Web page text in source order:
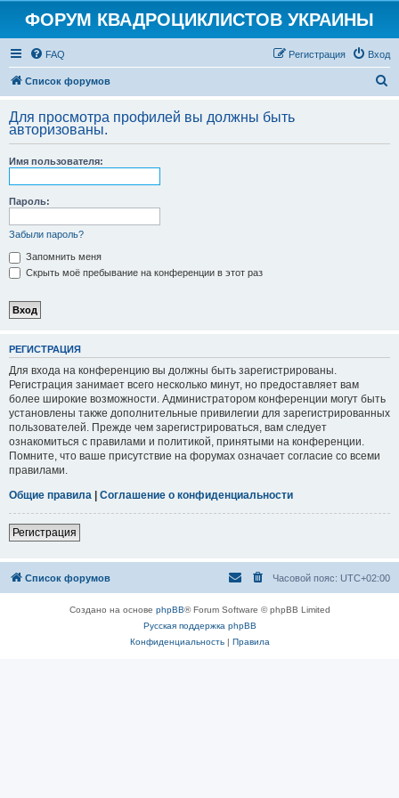
ФОРУМ КВАДРОЦИКЛИСТОВ УКРАИНЫ
FAQ Вход
Регистрация
Список форумов
с
Для просмотра профилей вы должны быть
авторизованы.
Имя пользователя:
Пароль:
Забыли пароль?
Запомнить меня
Скрыть моё пребывание на конференции в этот раз
РЕГИСТРАЦИЯ
Для входа на конференцию вы должны быть зарегистрированы.
Регистрация занимает всего несколько минут, но предоставляет вам
более широкие возможности. Администратором конференции могут быть
установлены также дополнительные привилегии для зарегистрированных
пользователей. Прежде чем зарегистрироваться, вам следует
ознакомиться с правилами и политикой, принятыми на конференции.
Помните, что ваше присутствие на форумах означает согласие со всеми
правилами.
Общие правила | Соглашение о конфиденциальности
Регистрация
Список форумов Часовой пояс: UTC+02:00
Создано на основе phpBB® Forum Software © phpBB Limited
Русская поддержка phpBB
Конфиденциальность| Правила